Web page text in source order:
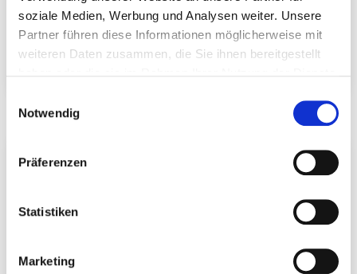
soziale Medien, Werbung und Analysen weiter. Unsere
Partner führen diese Informationen möglicherweise mit
weiteren Daten zusammen, die Sie ihnen bereitgestellt
Notwendig
Präferenzen
Statistiken
Marketing